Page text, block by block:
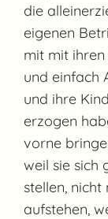
die
eigenen
mit mit
und einfach
und ihre
erzogen
vorne
weil sie sich
stellen,
aufstehen,